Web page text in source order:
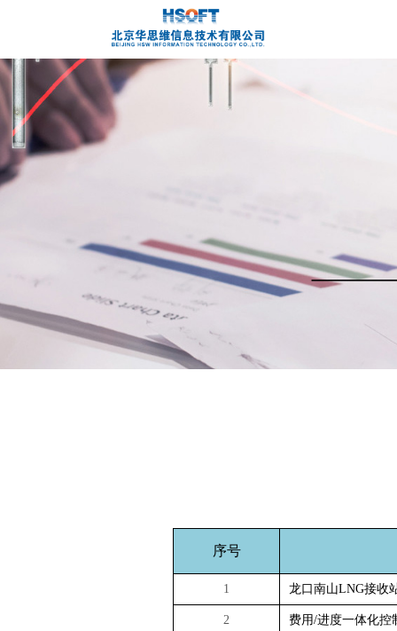
序号
1 龙口南山LNG接收
2 费用/进度一体化控